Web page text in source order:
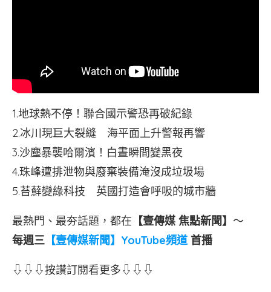
1.地球熱不停！聯合國示警恐再破紀錄
2.冰川現巨大裂縫 海平面上升警報再響
3.沙塵暴襲哈爾濱！白晝瞬間變黑夜
4.珠峰遭排泄物與廢棄裝備淹沒成垃圾場
5.苔蘚變綠科技 英國打造會呼吸的城市牆
最熱門、最夯話題，都在 【壹傳媒 焦點新聞】 ～
每週三 【壹傳媒新聞】YouTube頻道首播
⇩⇩⇩按讚訂閱看更多⇩⇩⇩